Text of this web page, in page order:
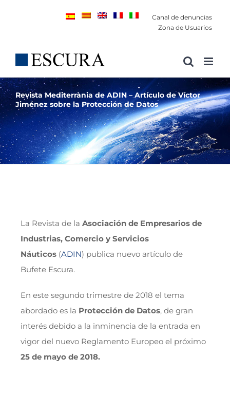
Canal de denuncias
Zona de Usuarios
Revista Mediterrània de ADIN – Artículo de Víctor
Jiménez sobre la Protección de Datos
La Revista de la Asociación de Empresarios de
Industrias, Comercio y Servicios
Náuticos (ADIN) publica nuevo artículo de
Bufete Escura.
En este segundo trimestre de 2018 el tema
abordado es la Protección de Datos, de gran
interés debido a la inminencia de la entrada en
vigor del nuevo Reglamento Europeo el próximo
25 de mayo de 2018.